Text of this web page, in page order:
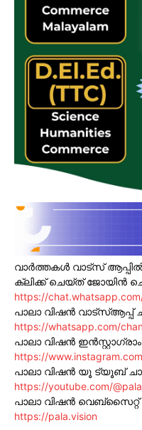
വാർത്തകൾ വാട്സ്
ക്ലിക്ക് ചെയ്ത് ജോയിൻ
https://
പാലാ വിഷൻ വാട്സ്ആപ്പ്
https://whatsapp.com/
പാലാ വിഷൻ ഇൻസ്റ്റാഗ്രാം
https://
പാലാ വിഷൻ യൂ ട്യൂബ്
https://youtube.com/
പാലാ വിഷൻ വെബ്സൈറ്റ്
https://pala.vision